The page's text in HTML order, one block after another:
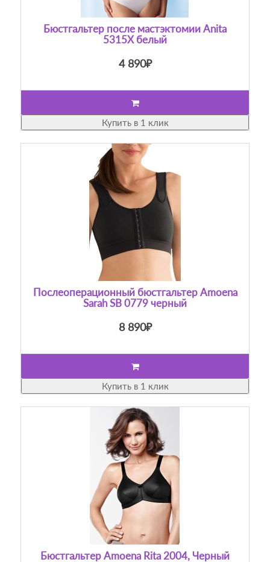
Бюстгальтер после мастэктомии Anita
5315X белый
4 890₽
Купить в 1 клик
Послеоперационный бюстгальтер Amoena
Sarah SB 0779 черный
8 890₽
Купить в 1 клик
Бюстгальтер Amoena Rita 2004, Черный